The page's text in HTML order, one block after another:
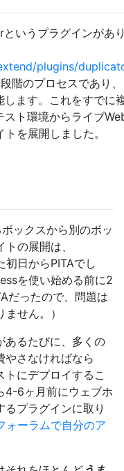
いうプラグインがあ
plugins/
階のプロセスであり、
します。これをすでに
スト環境からライブ
を展開しました。
ボックスから別のボッ
の展開は、
日からPITAでし
を使い始める前に2
だったので、問題は
せん。）
あるたびに、多くの
やさなければなら
にデプロイするこ
4-6ヶ月前にウェブホ
るプラグインに取り
ォーラムで自分のア